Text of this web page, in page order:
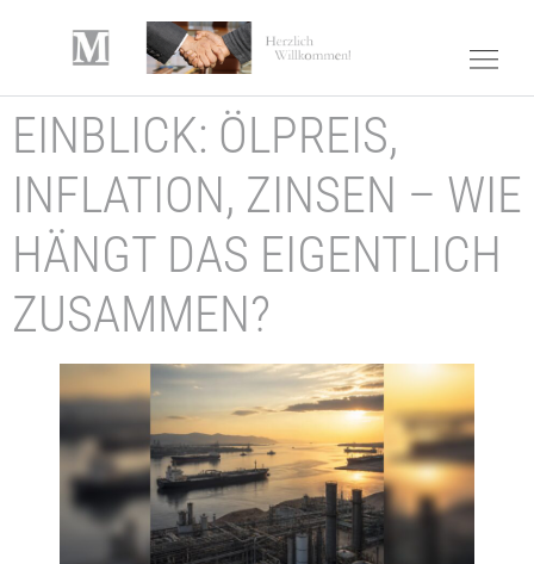
EINBLICK: ÖLPREIS,
INFLATION, ZINSEN – WIE
HÄNGT DAS EIGENTLICH
ZUSAMMEN?